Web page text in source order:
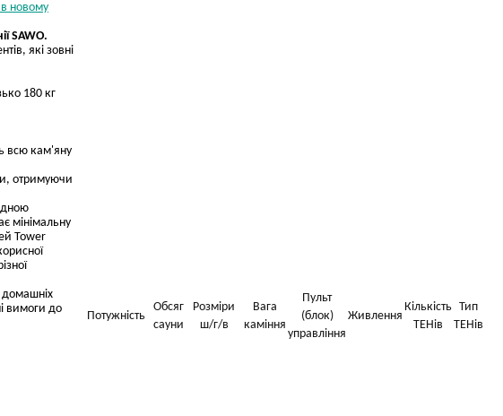
в новому
SAWO.
які зовні
180 кг
всю кам'яну
отримуючи
мінімальну
Tower
домашніх
вимоги до
Потужність
Обсяг
сауни
Розміри
ш/г/в
Вага
каміння
Пульт
(блок)
управління
Живлення
Кількість
ТЕНів
Тип
ТЕНів